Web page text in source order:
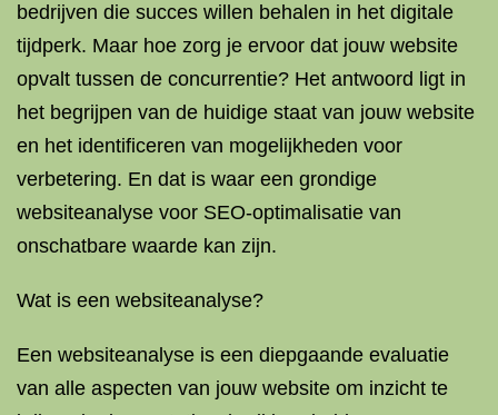
bedrijven die succes willen behalen in het digitale
tijdperk. Maar hoe zorg je ervoor dat jouw website
opvalt tussen de concurrentie? Het antwoord ligt in
het begrijpen van de huidige staat van jouw website
en het identificeren van mogelijkheden voor
verbetering. En dat is waar een grondige
websiteanalyse voor SEO-optimalisatie van
onschatbare waarde kan zijn.
Wat is een websiteanalyse?
Een websiteanalyse is een diepgaande evaluatie
van alle aspecten van jouw website om inzicht te